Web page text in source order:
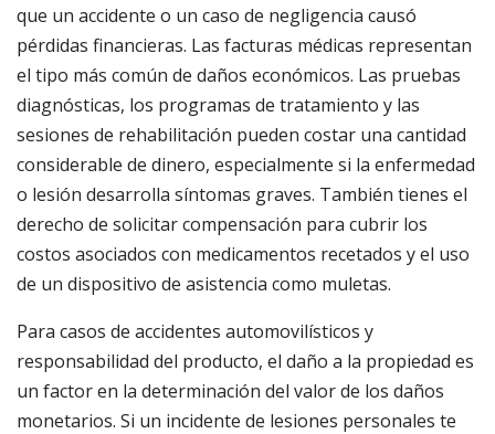
que un accidente o un caso de negligencia causó
pérdidas financieras. Las facturas médicas representan
el tipo más común de daños económicos. Las pruebas
diagnósticas, los programas de tratamiento y las
sesiones de rehabilitación pueden costar una cantidad
considerable de dinero, especialmente si la enfermedad
o lesión desarrolla síntomas graves. También tienes el
derecho de solicitar compensación para cubrir los
costos asociados con medicamentos recetados y el uso
de un dispositivo de asistencia como muletas.
Para casos de accidentes automovilísticos y
responsabilidad del producto, el daño a la propiedad es
un factor en la determinación del valor de los daños
monetarios. Si un incidente de lesiones personales te